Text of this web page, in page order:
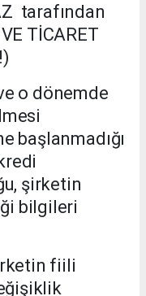
tarafından
TİCARET
o dönemde
başlanmadığı
şirketin
bilgileri
fiili